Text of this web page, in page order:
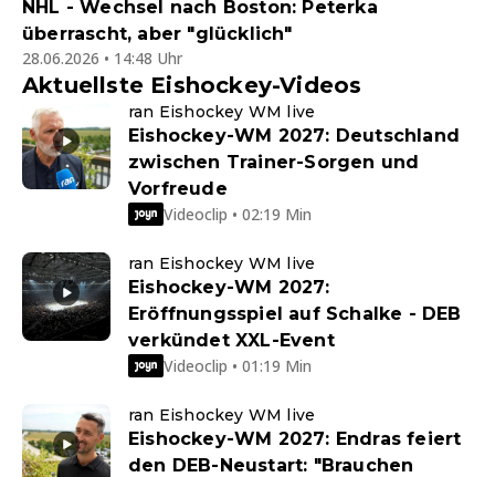
NHL - Wechsel nach Boston: Peterka
überrascht, aber "glücklich"
28.06.2026 • 14:48 Uhr
Aktuellste Eishockey-Videos
ran Eishockey WM live
Eishockey-WM 2027: Deutschland
zwischen Trainer-Sorgen und
Vorfreude
Videoclip • 02:19 Min
ran Eishockey WM live
Eishockey-WM 2027:
Eröffnungsspiel auf Schalke - DEB
verkündet XXL-Event
Videoclip • 01:19 Min
ran Eishockey WM live
Eishockey-WM 2027: Endras feiert
den DEB-Neustart: "Brauchen